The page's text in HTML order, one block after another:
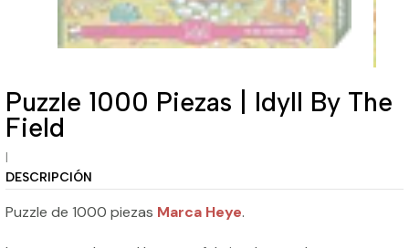
Puzzle 1000 Piezas | Idyll By The
Field
|
DESCRIPCIÓN
Puzzle de 1000 piezas Marca Heye.